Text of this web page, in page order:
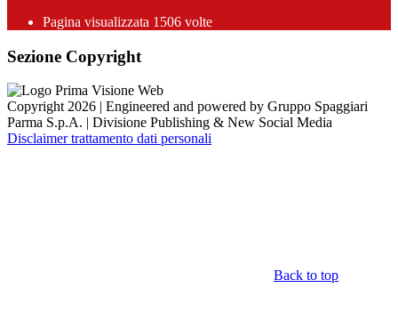
Pagina visualizzata 1506 volte
Sezione Copyright
Copyright 2026 | Engineered and powered by Gruppo Spaggiari
Parma S.p.A. | Divisione Publishing & New Social Media
Disclaimer trattamento dati personali
Back to top